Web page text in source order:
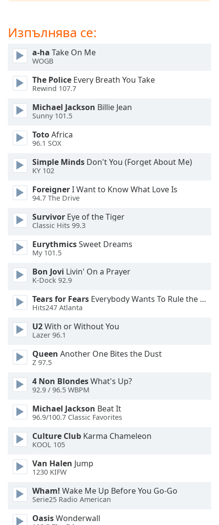
Opacity
Caption
Background
Color
Opacity
Font
Size
Text
Edge
Family
Reset
Close
Modal
End
window.
Изпълнява се:
a-ha Take On Me
WOGB
The Police Every Breath You Take
Rewind 107.7
Michael Jackson Billie Jean
Sunny 101.5
TotoAfrica
96.1 SOX
Simple Minds Don't You (Forget About Me)
KY 102
ForeignerI Want to Know What Love Is
94.7 The Drive
Survivor Eye of the Tiger
Classic Hits 99.3
EurythmicsSweet Dreams
My 101.5
Bon Jovi Livin' On a Prayer
K-Dock 92.9
Tears for Fears Everybody Wants To Rule the World
Hits247 Atlanta
U2With or Without You
Lazer 96.1
Queen Another One Bites the Dust
Z 97.5
4 Non BlondesWhat's Up?
92.9 / 96.5 WBPM
Michael Jackson Beat It
96.9/100.7 Classic Favorites
Culture Club Karma Chameleon
KOOL 105
Van Halen Jump
1230 KIFW
Wham! Wake Me Up Before You Go-Go
Serie25 Radio American
OasisWonderwall